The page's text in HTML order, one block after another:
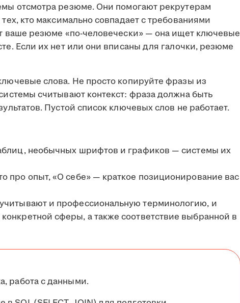
отсмотра резюме. Они помогают рекрутерам
кто максимально совпадает с требованиями
ваше резюме «по-человечески» — она ищет ключевые
Если их нет или они вписаны для галочки, резюме
слова. Не просто копируйте фразы из
считывают контекст: фраза должна быть
Пустой список ключевых слов не работает.
необычных шрифтов и графиков — системы их
про опыт, «О себе» — краткое позиционирование вас
и профессиональную терминологию, и
сферы, а также соответствие выбранной в
работа с данными.